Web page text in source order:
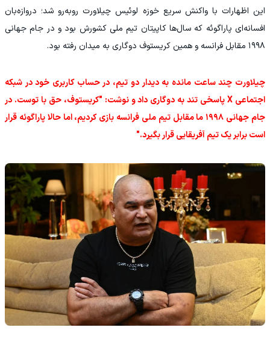
این اظهارات با واکنش سریع خوزه لوئیس چیلاورت روبه‌رو شد؛ دروازه‌بان
افسانه‌ای پاراگوئه که سال‌ها کاپیتان تیم ملی کشورش بود و در جام جهانی
۱۹۹۸ مقابل فرانسه و همین کریستوف دوگاری به میدان رفته بود.
چیلاورت چند ساعت مانده به دیدار دو تیم، در حساب کاربری خود در شبکه
اجتماعی X پاسخی تند به دوگاری داد و نوشت: "کریستوف، حق با توست. در
جام جهانی ۱۹۹۸ ما مقابل تیم ملی فرانسه بازی کردیم، اما حالا پاراگوئه قرار
است برابر یک تیم آفریقایی قرار بگیرد."